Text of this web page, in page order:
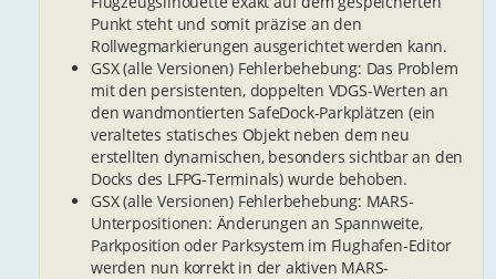
Punkt steht und somit präzise an den
Rollwegmarkierungen ausgerichtet werden kann.
GSX (alle Versionen) Fehlerbehebung: Das Problem
mit den persistenten, doppelten VDGS-Werten an
den wandmontierten SafeDock-Parkplätzen (ein
veraltetes statisches Objekt neben dem neu
erstellten dynamischen, besonders sichtbar an den
Docks des LFPG-Terminals) wurde behoben.
GSX (alle Versionen) Fehlerbehebung: MARS-
Unterpositionen: Änderungen an Spannweite,
Parkposition oder Parksystem im Flughafen-Editor
werden nun korrekt in der aktiven MARS-